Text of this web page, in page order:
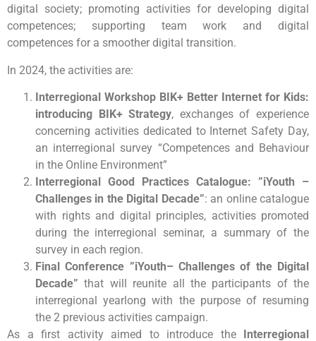
digital society; promoting activities for developing digital
competences; supporting team work and digital
competences for a smoother digital transition.
In 2024, the activities are:
Interregional Workshop BIK+ Better Internet for Kids:
introducing BIK+ Strategy, exchanges of experience
concerning activities dedicated to Internet Safety Day,
an interregional survey “Competences and Behaviour
in the Online Environment”
Interregional Good Practices Catalogue: ”iYouth –
Challenges in the Digital Decade”: an online catalogue
with rights and digital principles, activities promoted
during the interregional seminar, a summary of the
survey in each region.
Final Conference ”iYouth– Challenges of the Digital
Decade” that will reunite all the participants of the
interregional yearlong with the purpose of resuming
the 2 previous activities campaign.
As a first activity aimed to introduce the Interregional